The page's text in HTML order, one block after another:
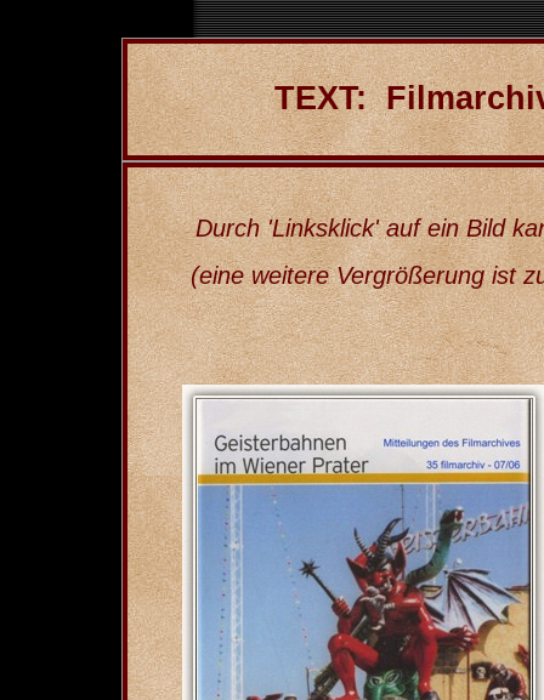
TEXT:
Durch 'Linksklick' auf ein Bild
(eine weitere Vergrößerung ist